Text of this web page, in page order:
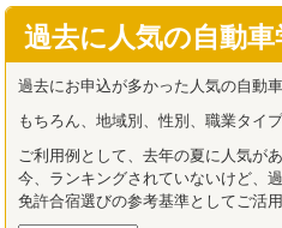
過去に人気の自動
過去にお申込が多かった人気の自動
もちろん、地域別、性別、職業タイ
ご利用例として、去年の夏に人気が
今、ランキングされていないけど、
免許合宿選びの参考基準としてご活